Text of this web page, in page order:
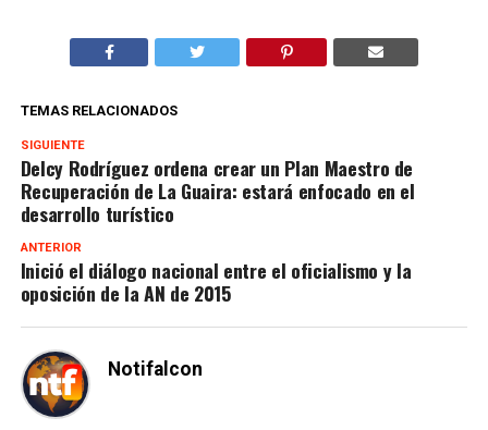
TEMAS RELACIONADOS
SIGUIENTE
Delcy Rodríguez ordena crear un Plan Maestro de
Recuperación de La Guaira: estará enfocado en el
desarrollo turístico
ANTERIOR
Inició el diálogo nacional entre el oficialismo y la
oposición de la AN de 2015
Notifalcon